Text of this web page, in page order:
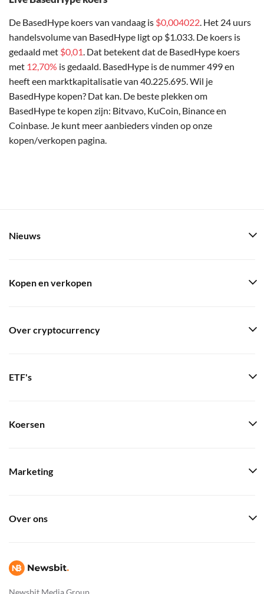
De BasedHype koers van vandaag is $0,004022. Het 24 uurs
handelsvolume van BasedHype ligt op $1.033. De koers is
gedaald met $0,01. Dat betekent dat de BasedHype koers
met 12,70% is gedaald. BasedHype is de nummer 499 en
heeft een marktkapitalisatie van 40.225.695. Wil je
BasedHype kopen? Dat kan. De beste plekken om
BasedHype te kopen zijn: Bitvavo, KuCoin, Binance en
Coinbase. Je kunt meer aanbieders vinden op onze
kopen/verkopen pagina.
Newsbit Media Group
Nieuws
Kopen en verkopen
Over cryptocurrency
ETF's
Koersen
Marketing
Over ons